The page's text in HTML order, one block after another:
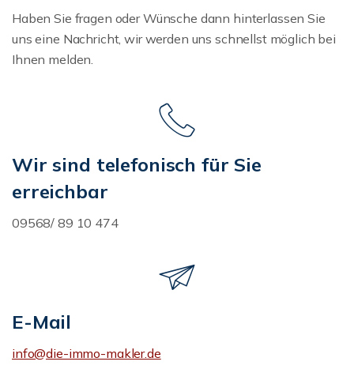
Haben Sie fragen oder Wünsche dann hinterlassen Sie
uns eine Nachricht, wir werden uns schnellst möglich bei
Ihnen melden.
Wir sind telefonisch für Sie
erreichbar
09568/ 89 10 474
E-Mail
info@die-immo-makler.de